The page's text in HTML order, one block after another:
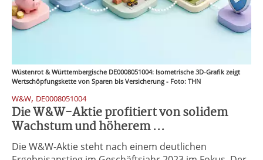
Wüstenrot & Württembergische DE0008051004: Isometrische 3D-Grafik zeigt
Wertschöpfungskette von Sparen bis Versicherung - Foto: THN
W&W, DE0008051004
Die W&W-Aktie profitiert von solidem
Wachstum und höherem ...
Die W&W-Aktie steht nach einem deutlichen